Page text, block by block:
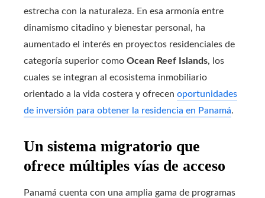
estrecha con la naturaleza. En esa armonía entre
dinamismo citadino y bienestar personal, ha
aumentado el interés en proyectos residenciales de
categoría superior como Ocean Reef Islands, los
cuales se integran al ecosistema inmobiliario
orientado a la vida costera y ofrecen oportunidades
de inversión para obtener la residencia en Panamá.
Un sistema migratorio que
ofrece múltiples vías de acceso
Panamá cuenta con una amplia gama de programas